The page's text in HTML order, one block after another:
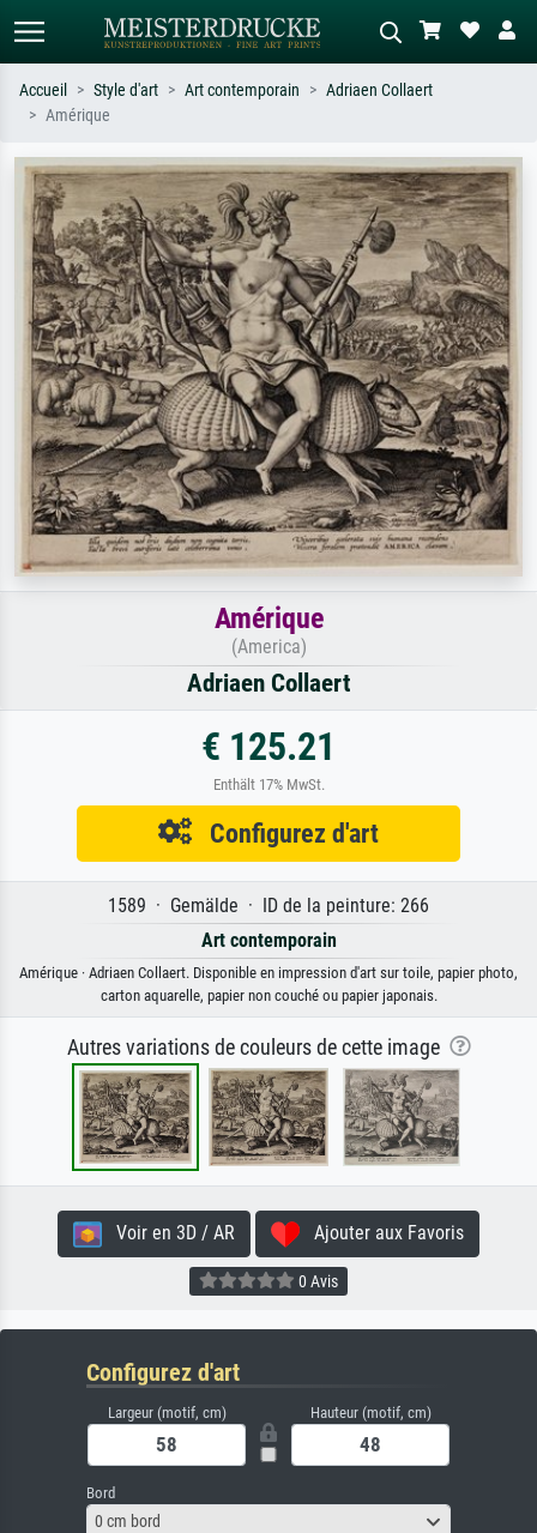
Recherchez par artiste, titre ou style –
ex. Monet, Nuit étoilée,
impressionnisme, vague de Hokusai,
nu.
Décrivez la scène – ex. prairie verte,
abstrait avec beaucoup de rouge,
tableau sombre, nu debout près d'un
arbre.
Accueil Style d'art Art contemporain
Adriaen Collaert
Amérique
Amérique
(America)
Adriaen Collaert
€ 125.21
Enthält 17% MwSt.
Configurez d'art
1589 · Gemälde · ID de la peinture: 266
Art contemporain
Amérique · Adriaen Collaert. Disponible en impression d'art sur toile, papier photo,
carton aquarelle, papier non couché ou papier japonais.
Autres variations de couleurs de cette image
Voir en 3D / AR Ajouter aux Favoris
0 Avis
Configurez d'art
Largeur (motif, cm) Hauteur (motif, cm)
Bord
0 cm bord